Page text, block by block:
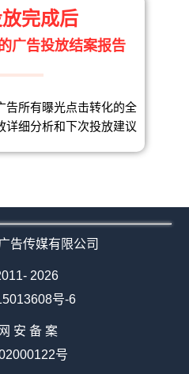
完成后
广告投放结案报告
告所有曝光点击转化的全
详细分析和下次投放建议
告传媒有限公司
2026
号-6
安 备 案
号